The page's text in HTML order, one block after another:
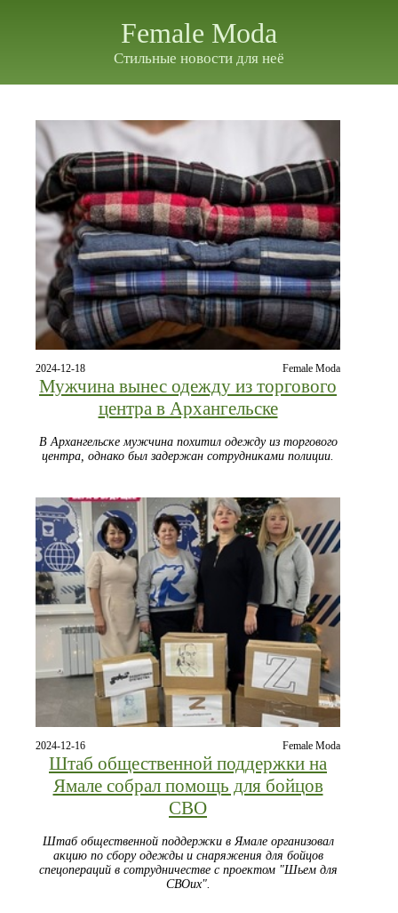
Female Moda
Стильные новости для неё
2024-12-18 Female Moda
Мужчина вынес одежду из торгового
центра в Архангельске
В Архангельске мужчина похитил одежду из торгового
центра, однако был задержан сотрудниками полиции.
2024-12-16 Female Moda
Штаб общественной поддержки на
Ямале собрал помощь для бойцов
СВО
Штаб общественной поддержки в Ямале организовал
акцию по сбору одежды и снаряжения для бойцов
спецопераций в сотрудничестве с проектом "Шьем для
СВОих".